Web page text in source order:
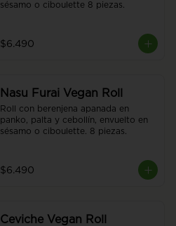
sésamo o ciboulette 8 piezas.
$6.490
Nasu Furai Vegan Roll
Roll con berenjena apanada en
panko, palta y cebollín, envuelto en
sésamo o ciboulette. 8 piezas.
$6.490
Ceviche Vegan Roll